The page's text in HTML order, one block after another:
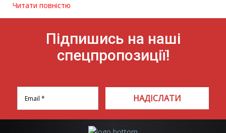
Читати повністю
Підпишись на наші
спецпропозиції!
НАДІСЛАТИ